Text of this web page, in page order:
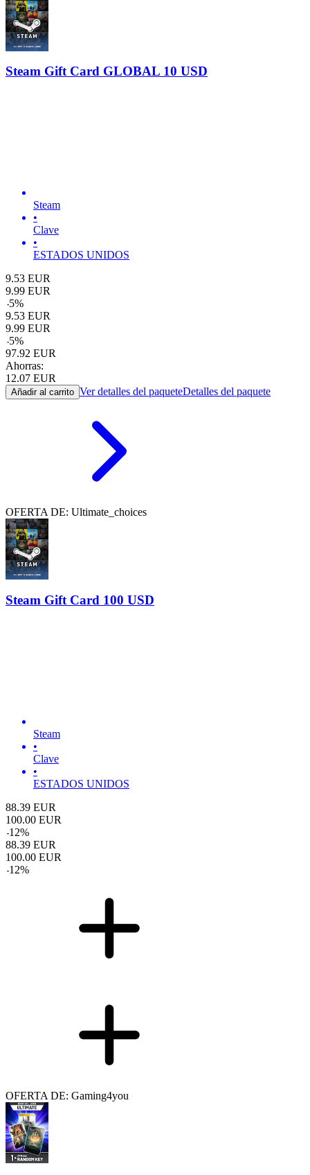
Steam Gift Card GLOBAL 10 USD
Steam
•
Clave
•
ESTADOS UNIDOS
9.53 EUR
9.99 EUR
-5%
9.53 EUR
9.99 EUR
-5%
97.92 EUR
Ahorras:
12.07 EUR
Añadir al carrito Ver detalles del paqueteDetalles del paquete
OFERTA DE: Ultimate_choices
Steam Gift Card 100 USD
Steam
•
Clave
•
ESTADOS UNIDOS
88.39 EUR
100.00 EUR
-12%
88.39 EUR
100.00 EUR
-12%
OFERTA DE: Gaming4you